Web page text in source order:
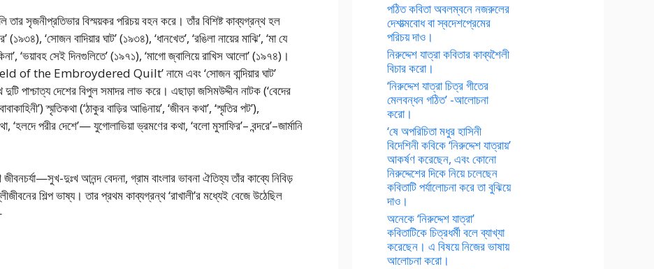
তার সৃজনীপ্রতিভার বিস্ময়কর পরিচয় বহন করে। তাঁর বিশিষ্ট কাব্যগ্রন্থ হল
‘সোজন বাদিয়ার ঘাট’ (১৯৩৪), ‘ধানখেত’, ‘রঙিলা নায়ের মাঝি’, ‘মা যে
‘ভয়াবহ সেই দিনগুলিতে’ (১৯৭১), ‘মাগো জ্বালিয়ে রাখিস আলো’ (১৯৭৪)।
of the Embroydered Quilt’ নামে এবং ‘সোজন বান্দিয়ার ঘাট’
দেশের বিপুল সমাদর লাভ করে। এছাড়া জসিমউদ্দীন নাটক (‘বেদের
স্মৃতিকথা (‘ঠাকুর বাড়ির আঙিনায়’, ‘জীবন কথা’, ‘স্মৃতির পট’),
‘হলদে পরীর দেশে’— যুগোলাভিয়া ভ্রমণের কথা, ‘বলো মুসাফির’– বন্দরে’–জার্মানি
দুঃখ আনন্দ বেদনা, গ্রাম বাংলার ভাবনা ঐতিহ্য তাঁর কাব্যে নিবিড়
শিল্প ভাষ্য। তার প্রথম কাব্যগ্রন্থ ‘রাখালী’র মধ্যেই বেজে উঠেছিল
পঠিত কবিতা অবলম্বনে নজরুলের
দেশাত্মবোধ বা স্বদেশপ্রেমের
পরিচয় দাও।
নিরুদ্দেশ যাত্রা কবিতার কাব্যশৈলী
বিচার করো।
‘নিরুদ্দেশ যাত্রা চিত্র গীতের
মেলবন্ধন গঠিত’ -আলোচনা
করো।
‘ষে অপরিচিতা মধুর হাসিনী
বিদেশিনী কবিকে ‘নিরুদ্দেশ যাত্রায়’
আকর্ষণ করেছেন, এবং কোনো
নিরুদ্দেশের দিকে নিয়ে চলেছেন
কবিতাটি পর্যালোচনা করে তা বুঝিয়ে
দাও।
অনেকে ‘নিরুদ্দেশ যাত্রা’
কবিতাটিকে চিত্রধর্মী বলে ব্যাখ্যা
করেছেন। এ বিষয়ে নিজের ভাষায়
আলোচনা করো।